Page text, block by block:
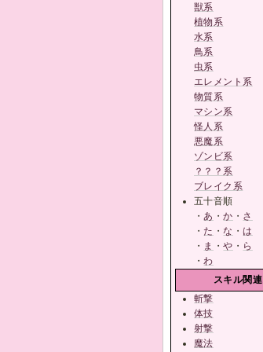
獣系
植物系
水系
鳥系
虫系
エレメント系
物質系
マシン系
怪人系
悪魔系
ゾンビ系
？？？系
ブレイク系
五十音順
・あ ・か ・ さ
・た ・な ・は
・ ま ・や ・ ら
・わ
スキル関連
斬撃
体技
射撃
魔法